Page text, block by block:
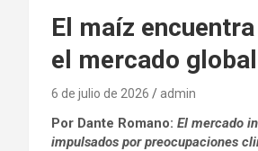
El maíz
el mercado
6 de julio de 2026 admin
Por Dante Romano: El mercado
impulsados por preocupaciones